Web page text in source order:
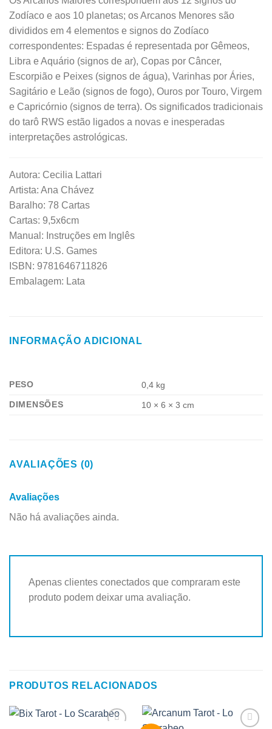
Zodíaco e aos 10 planetas; os Arcanos Menores são
divididos em 4 elementos e signos do Zodíaco
correspondentes: Espadas é representada por Gêmeos,
Libra e Aquário (signos de ar), Copas por Câncer,
Escorpião e Peixes (signos de água), Varinhas por Áries,
Sagitário e Leão (signos de fogo), Ouros por Touro, Virgem
e Capricórnio (signos de terra). Os significados tradicionais
do tarô RWS estão ligados a novas e inesperadas
interpretações astrológicas.
Autora: Cecilia Lattari
Artista: Ana Chávez
Baralho: 78 Cartas
Cartas: 9,5x6cm
Manual: Instruções em Inglês
Editora: U.S. Games
ISBN: 9781646711826
Embalagem: Lata
INFORMAÇÃO ADICIONAL
PESO
0,4 kg
DIMENSÕES
10 × 6 × 3 cm
AVALIAÇÕES (0)
Avaliações
Não há avaliações ainda.
Apenas clientes conectados que compraram este
produto podem deixar uma avaliação.
PRODUTOS RELACIONADOS